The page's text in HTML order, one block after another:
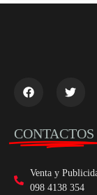
CONTACTOS
Venta y
098 4138 354